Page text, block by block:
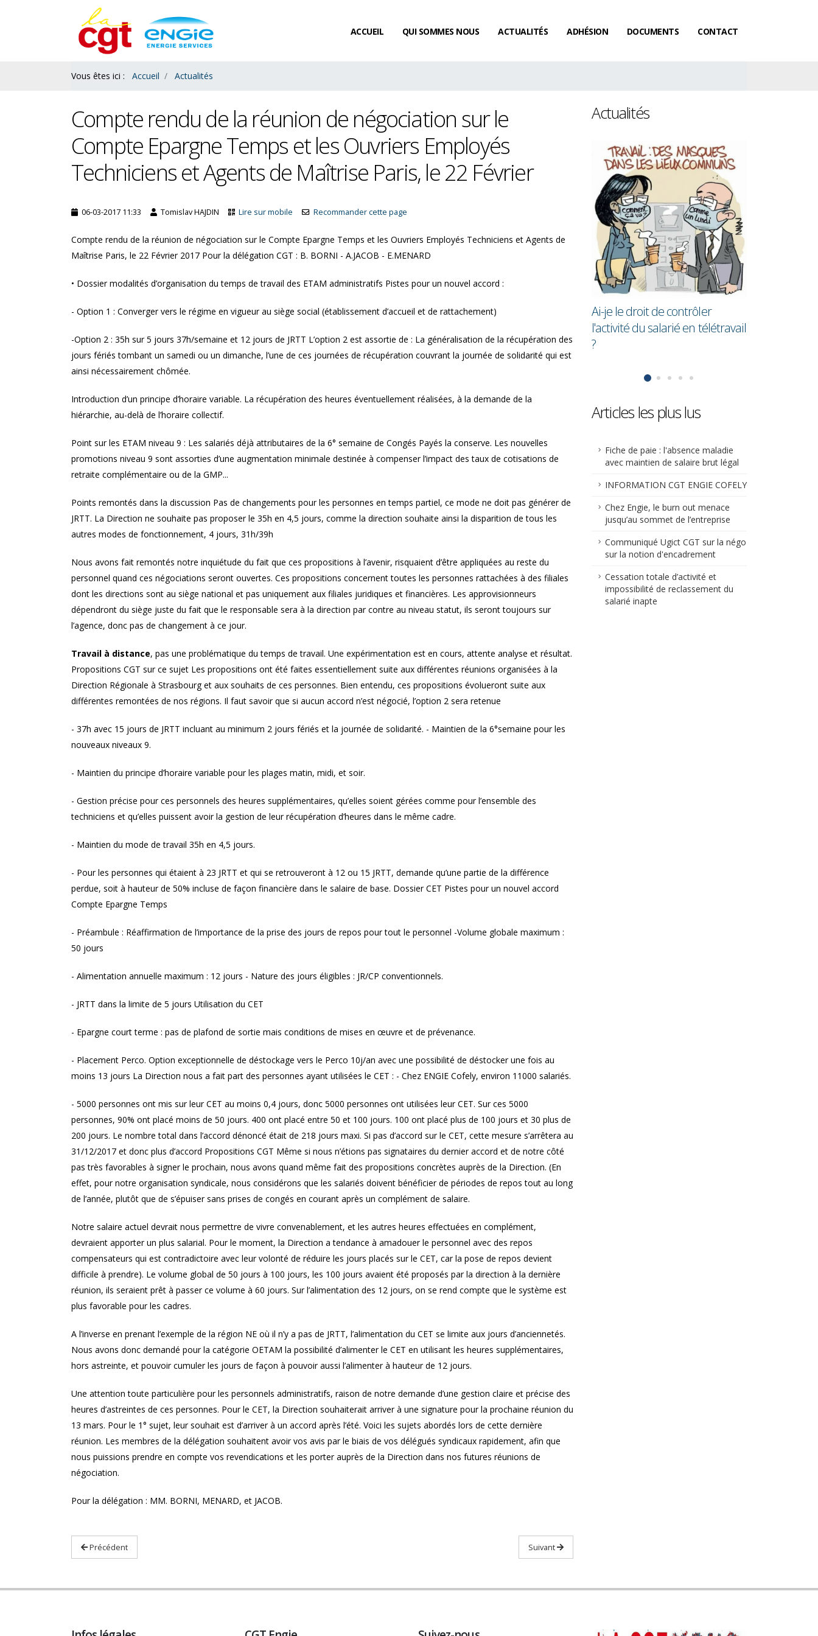
ACCUEIL QUI SOMMES NOUS ACTUALITÉS ADHÉSION DOCUMENTS CONTACT
Vous êtes ici : Accueil Actualités
Compte rendu de la réunion de négociation sur le
Compte Epargne Temps et les Ouvriers Employés
Techniciens et Agents de Maîtrise Paris, le 22 Février
06-03-2017 11:33 Tomislav HAJDIN Lire sur mobile Recommander cette page
Compte rendu de la réunion de négociation sur le Compte Epargne Temps et les Ouvriers Employés Techniciens et Agents de
Maîtrise Paris, le 22 Février 2017 Pour la délégation CGT : B. BORNI - A.JACOB - E.MENARD
• Dossier modalités d’organisation du temps de travail des ETAM administratifs Pistes pour un nouvel accord :
- Option 1 : Converger vers le régime en vigueur au siège social (établissement d’accueil et de rattachement)
-Option 2 : 35h sur 5 jours 37h/semaine et 12 jours de JRTT L’option 2 est assortie de : La généralisation de la récupération des
jours fériés tombant un samedi ou un dimanche, l’une de ces journées de récupération couvrant la journée de solidarité qui est
ainsi nécessairement chômée.
Introduction d’un principe d’horaire variable. La récupération des heures éventuellement réalisées, à la demande de la
hiérarchie, au-delà de l’horaire collectif.
Point sur les ETAM niveau 9 : Les salariés déjà attributaires de la 6° semaine de Congés Payés la conserve. Les nouvelles
promotions niveau 9 sont assorties d’une augmentation minimale destinée à compenser l’impact des taux de cotisations de
retraite complémentaire ou de la GMP...
Points remontés dans la discussion Pas de changements pour les personnes en temps partiel, ce mode ne doit pas générer de
JRTT. La Direction ne souhaite pas proposer le 35h en 4,5 jours, comme la direction souhaite ainsi la disparition de tous les
autres modes de fonctionnement, 4 jours, 31h/39h
Nous avons fait remontés notre inquiétude du fait que ces propositions à l’avenir, risquaient d’être appliquées au reste du
personnel quand ces négociations seront ouvertes. Ces propositions concernent toutes les personnes rattachées à des filiales
dont les directions sont au siège national et pas uniquement aux filiales juridiques et financières. Les approvisionneurs
dépendront du siège juste du fait que le responsable sera à la direction par contre au niveau statut, ils seront toujours sur
l’agence, donc pas de changement à ce jour.
Travail à distance, pas une problématique du temps de travail. Une expérimentation est en cours, attente analyse et résultat.
Propositions CGT sur ce sujet Les propositions ont été faites essentiellement suite aux différentes réunions organisées à la
Direction Régionale à Strasbourg et aux souhaits de ces personnes. Bien entendu, ces propositions évolueront suite aux
différentes remontées de nos régions. Il faut savoir que si aucun accord n’est négocié, l’option 2 sera retenue
- 37h avec 15 jours de JRTT incluant au minimum 2 jours fériés et la journée de solidarité. - Maintien de la 6°semaine pour les
nouveaux niveaux 9.
- Maintien du principe d’horaire variable pour les plages matin, midi, et soir.
- Gestion précise pour ces personnels des heures supplémentaires, qu’elles soient gérées comme pour l’ensemble des
techniciens et qu’elles puissent avoir la gestion de leur récupération d’heures dans le même cadre.
- Maintien du mode de travail 35h en 4,5 jours.
- Pour les personnes qui étaient à 23 JRTT et qui se retrouveront à 12 ou 15 JRTT, demande qu’une partie de la différence
perdue, soit à hauteur de 50% incluse de façon financière dans le salaire de base. Dossier CET Pistes pour un nouvel accord
Compte Epargne Temps
- Préambule : Réaffirmation de l’importance de la prise des jours de repos pour tout le personnel -Volume globale maximum :
50 jours
- Alimentation annuelle maximum : 12 jours - Nature des jours éligibles : JR/CP conventionnels.
- JRTT dans la limite de 5 jours Utilisation du CET
- Epargne court terme : pas de plafond de sortie mais conditions de mises en œuvre et de prévenance.
- Placement Perco. Option exceptionnelle de déstockage vers le Perco 10j/an avec une possibilité de déstocker une fois au
moins 13 jours La Direction nous a fait part des personnes ayant utilisées le CET : - Chez ENGIE Cofely, environ 11000 salariés.
- 5000 personnes ont mis sur leur CET au moins 0,4 jours, donc 5000 personnes ont utilisées leur CET. Sur ces 5000
personnes, 90% ont placé moins de 50 jours. 400 ont placé entre 50 et 100 jours. 100 ont placé plus de 100 jours et 30 plus de
200 jours. Le nombre total dans l’accord dénoncé était de 218 jours maxi. Si pas d’accord sur le CET, cette mesure s’arrêtera au
31/12/2017 et donc plus d’accord Propositions CGT Même si nous n’étions pas signataires du dernier accord et de notre côté
pas très favorables à signer le prochain, nous avons quand même fait des propositions concrètes auprès de la Direction. (En
effet, pour notre organisation syndicale, nous considérons que les salariés doivent bénéficier de périodes de repos tout au long
de l’année, plutôt que de s’épuiser sans prises de congés en courant après un complément de salaire.
Notre salaire actuel devrait nous permettre de vivre convenablement, et les autres heures effectuées en complément,
devraient apporter un plus salarial. Pour le moment, la Direction a tendance à amadouer le personnel avec des repos
compensateurs qui est contradictoire avec leur volonté de réduire les jours placés sur le CET, car la pose de repos devient
difficile à prendre). Le volume global de 50 jours à 100 jours, les 100 jours avaient été proposés par la direction à la dernière
réunion, ils seraient prêt à passer ce volume à 60 jours. Sur l’alimentation des 12 jours, on se rend compte que le système est
plus favorable pour les cadres.
A l’inverse en prenant l’exemple de la région NE où il n’y a pas de JRTT, l’alimentation du CET se limite aux jours d’anciennetés.
Nous avons donc demandé pour la catégorie OETAM la possibilité d’alimenter le CET en utilisant les heures supplémentaires,
hors astreinte, et pouvoir cumuler les jours de façon à pouvoir aussi l’alimenter à hauteur de 12 jours.
Une attention toute particulière pour les personnels administratifs, raison de notre demande d’une gestion claire et précise des
heures d’astreintes de ces personnes. Pour le CET, la Direction souhaiterait arriver à une signature pour la prochaine réunion du
13 mars. Pour le 1° sujet, leur souhait est d’arriver à un accord après l’été. Voici les sujets abordés lors de cette dernière
réunion. Les membres de la délégation souhaitent avoir vos avis par le biais de vos délégués syndicaux rapidement, afin que
nous puissions prendre en compte vos revendications et les porter auprès de la Direction dans nos futures réunions de
négociation.
Pour la délégation : MM. BORNI, MENARD, et JACOB.
Précédent Suivant
Actualités
Salaires : le ras le bol des
L’acquisition de congés payés
l’arrêt maladie ?
Ai-je le droit de contrôler
l'activité du salarié en télétravail
?
Articles les plus lus
Fiche de paie : l'absence maladie
avec maintien de salaire brut légal
INFORMATION CGT ENGIE COFELY
Chez Engie, le burn out menace
jusqu’au sommet de l’entreprise
Communiqué Ugict CGT sur la négo
sur la notion d'encadrement
Cessation totale d’activité et
impossibilité de reclassement du
salarié inapte